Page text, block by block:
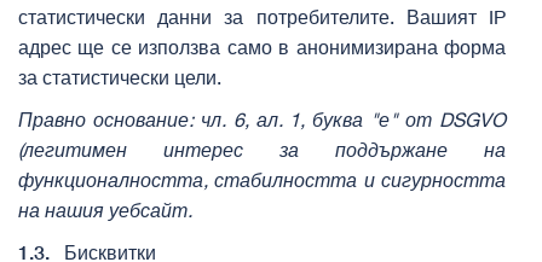
статистически данни за потребителите. Вашият IP
адрес ще се използва само в анонимизирана форма
за статистически цели.
Правно основание: чл. 6, ал. 1, буква "е" от DSGVO
(легитимен интерес за поддържане на
функционалността, стабилността и сигурността
на нашия уебсайт.
1.3.
Бисквитки